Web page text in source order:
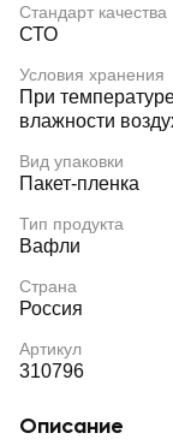
Стандарт качества
СТО
Условия хранения
При
влажности
Вид упаковки
Пакет-пленка
Тип продукта
Вафли
Страна
Россия
Артикул
310796
Описание